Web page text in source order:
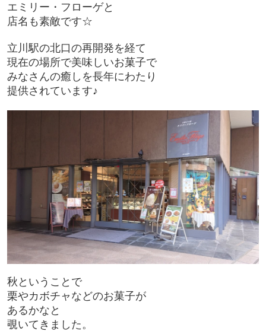
エミリー・フローゲと
店名も素敵です☆
立川駅の北口の再開発を経て
現在の場所で美味しいお菓子で
みなさんの癒し を長年にわたり
提供されています♪
秋ということで
栗やカボチャなどのお菓子が
あるかなと
覗いてきました。